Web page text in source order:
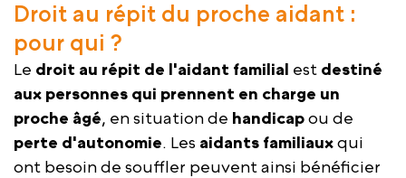
Droit au répit du proche aidant :
pour qui ?
Le droit au répit de l'aidant familial est destiné
aux personnes qui prennent en charge un
proche âgé, en situation de handicapou de
perte d'autonomie. Les aidants familiauxqui
ont besoin de souffler peuvent ainsi bénéficier